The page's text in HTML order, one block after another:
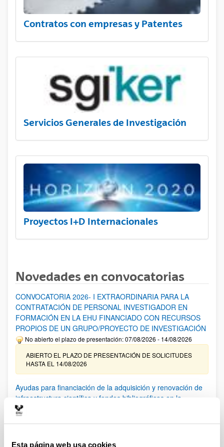
Esta página web usa cookies
Contratos con empresas y Patentes
Servicios Generales de Investigación
Proyectos I+D Internacionales
Novedades en convocatorias
CONVOCATORIA 2026- I EXTRAORDINARIA PARA LA
CONTRATACIÓN DE PERSONAL INVESTIGADOR EN
FORMACIÓN EN LA EHU FINANCIADO CON RECURSOS
PROPIOS DE UN GRUPO/PROYECTO DE INVESTIGACIÓN
No abierto el plazo de presentación: 07/08/2026 - 14/08/2026
ABIERTO EL PLAZO DE PRESENTACIÓN DE SOLICITUDES
HASTA EL 14/08/2026
Ayudas para financiación de la adquisición y renovación de
infraestructura científica y fondos bibliográficos en la
UPV/EHU 2026
solicitudes admitidas y excluidas. 23/03/2026: Relación